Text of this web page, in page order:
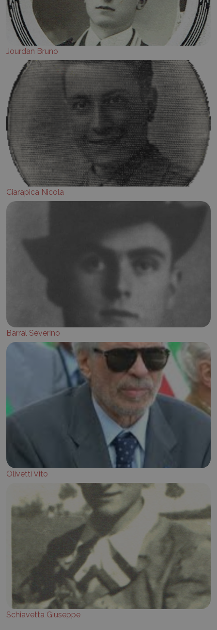
Jourdan Bruno
Ciarapica Nicola
Barral Severino
Olivetti Vito
Schiavetta Giuseppe